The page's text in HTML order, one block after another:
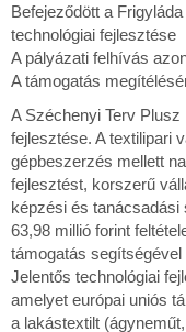
Befejeződött a
technológiai fejlesztése
A pályázati felhívás
A támogatás
A Széchenyi Terv
fejlesztése. A textilipari
gépbeszerzés mellett
fejlesztést, korszerű
képzési és tanácsadási
63,98 millió forint
támogatás segítségével
Jelentős technológiai
amelyet európai uniós
a lakástextilt